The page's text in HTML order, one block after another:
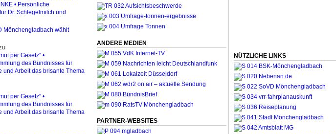
• Persönliche
Dr. Schlegelmilch und
Mönchengladbach wählt
per Gesetz“ •
des Bündnisses für
und Arbeit das brisante Thema
per Gesetz“ •
des Bündnisses für
und Arbeit das brisante Thema
ANDERE MEDIEN
PARTNER-WEBSITES
NÜTZLICHE LINKS